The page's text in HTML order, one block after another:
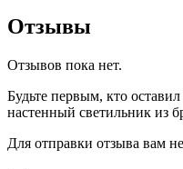
Отзывы
Отзывов пока нет.
Будьте первым, кто
настенный светильник из
Для отправки отзыва вам